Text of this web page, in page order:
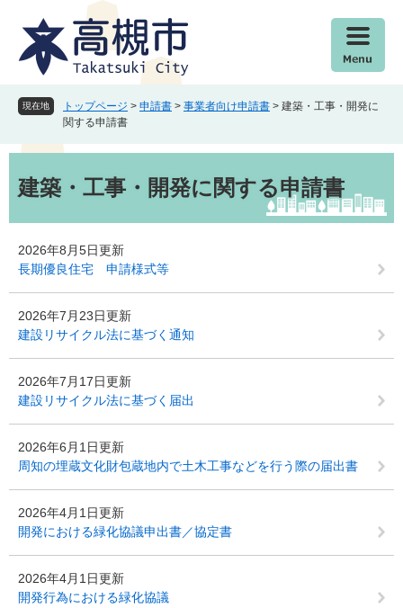
現在地 トップページ > 申請書 > 事業者向け申請書 > 建築・工事・開発に
関する申請書
文建築・工事・開発に関する申請書
2026年8月5日更新
長期優良住宅 申請様式等
2026年7月23日更新
建設リサイクル法に基づく通知
2026年7月17日更新
建設リサイクル法に基づく届出
2026年6月1日更新
周知の埋蔵文化財包蔵地内で土木工事などを行う際の届出書
2026年4月1日更新
開発における緑化協議申出書／協定書
2026年4月1日更新
開発行為における緑化協議